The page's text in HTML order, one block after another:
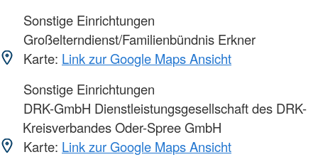
Sonstige Einrichtungen
Großelterndienst/Familienbündnis Erkner
Karte: Link zur Google Maps Ansicht
Sonstige Einrichtungen
DRK-GmbH Dienstleistungsgesellschaft des DRK-
Kreisverbandes Oder-Spree GmbH
Karte: Link zur Google Maps Ansicht